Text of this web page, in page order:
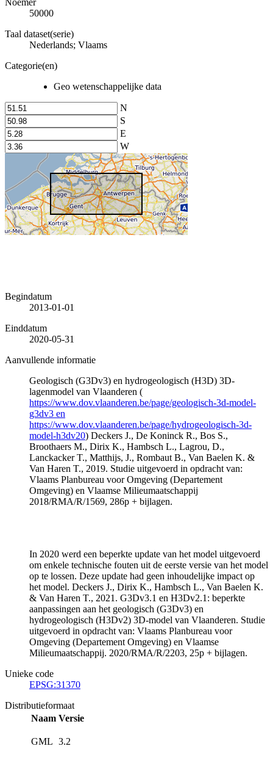
50000
Taal dataset(serie)
Nederlands; Vlaams
Categorie(en)
Geo wetenschappelijke data
N
S
E
W
Begindatum
2013-01-01
Einddatum
2020-05-31
Aanvullende informatie
Geologisch (G3Dv3) en hydrogeologisch (H3D) 3D-
lagenmodel van Vlaanderen (
https://www.dov.vlaanderen.be/page/geologisch-3d-model-
g3dv3 en
https://www.dov.vlaanderen.be/page/hydrogeologisch-3d-
model-h3dv20) Deckers J., De Koninck R., Bos S.,
Broothaers M., Dirix K., Hambsch L., Lagrou, D.,
Lanckacker T., Matthijs, J., Rombaut B., Van Baelen K. &
Van Haren T., 2019. Studie uitgevoerd in opdracht van:
Vlaams Planbureau voor Omgeving (Departement
Omgeving) en Vlaamse Milieumaatschappij
2018/RMA/R/1569, 286p + bijlagen.
In 2020 werd een beperkte update van het model uitgevoerd
om enkele technische fouten uit de eerste versie van het model
op te lossen. Deze update had geen inhoudelijke impact op
het model. Deckers J., Dirix K., Hambsch L., Van Baelen K.
& Van Haren T., 2021. G3Dv3.1 en H3Dv2.1: beperkte
aanpassingen aan het geologisch (G3Dv3) en
hydrogeologisch (H3Dv2) 3D-model van Vlaanderen. Studie
uitgevoerd in opdracht van: Vlaams Planbureau voor
Omgeving (Departement Omgeving) en Vlaamse
Milieumaatschappij. 2020/RMA/R/2203, 25p + bijlagen.
Unieke code
EPSG:31370
Distributieformaat
Naam Versie
GML 3.2